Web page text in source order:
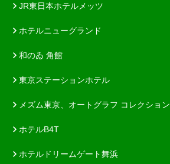
JR東日本ホテルメッツ
ホテルニューグランド
和のゐ 角館
東京ステーションホテル
メズム東京、オートグラフ コレクション
ホテルB4T
ホテルドリームゲート舞浜